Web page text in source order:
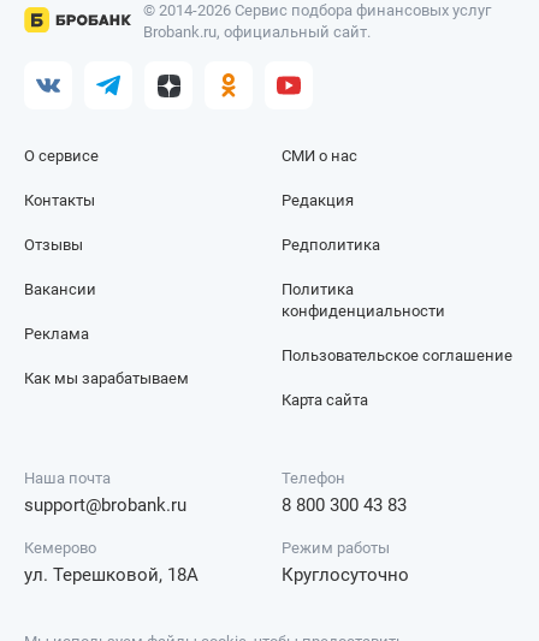
© 2014-2026 Сервис подбора финансовых услуг
Brobank.ru, официальный сайт.
О сервисе
Контакты
Отзывы
СМИ о нас
Редакция
Редполитика
Вакансии
Реклама
Как мы зарабатываем
Политика
конфиденциальности
Пользовательское соглашение
Карта сайта
Наша почта
support@brobank.ru
Телефон
8 800 300 43 83
Кемерово
ул. Терешковой, 18А
Режим работы
Круглосуточно